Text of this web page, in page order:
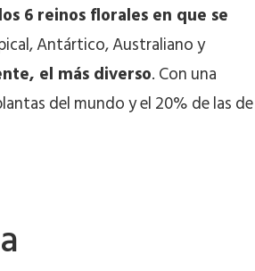
6 reinos florales en que se
Antártico, Australiano y
el más diverso. Con una
del mundo y el 20% de las de